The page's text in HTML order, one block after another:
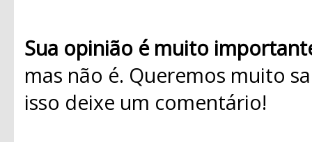
Sua opinião é muito
mas não é. Queremos muito
isso deixe um comentário!